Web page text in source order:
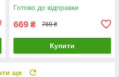
Готово до відправки
669 ₴ 769 ₴
Купити
ще